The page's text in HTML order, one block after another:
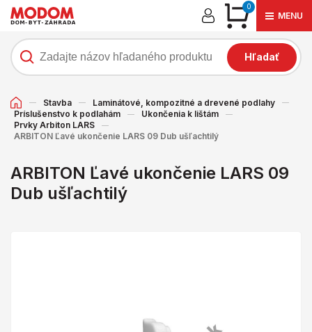
0
MENU
Hľadať
Stavba
Laminátové, kompozitné a drevené podlahy
Príslušenstvo k podlahám
Ukončenia k lištám
Prvky Arbiton LARS
ARBITON Ľavé ukončenie LARS 09 Dub ušľachtilý
ARBITON Ľavé ukončenie LARS 09
Dub ušľachtilý